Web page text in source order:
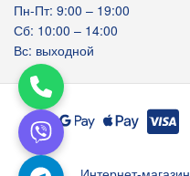
Пн-Пт: 9:00 – 19:00
Сб: 10:00 – 14:00
Вс: выходной